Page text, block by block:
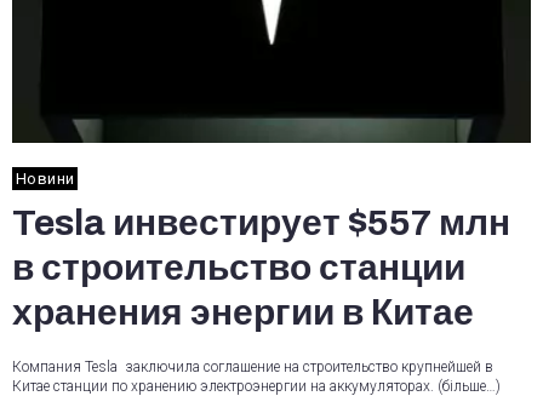
Новини
Tesla инвестирует $557 млн
в строительство станции
хранения энергии в Китае
Компания Tesla заключила соглашение на строительство крупнейшей в
Китае станции по хранению электроэнергии на аккумуляторах. (більше…)